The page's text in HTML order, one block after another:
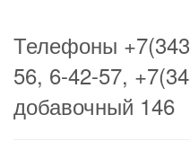
Телефоны
56, 6-42-57,
добавочный 146